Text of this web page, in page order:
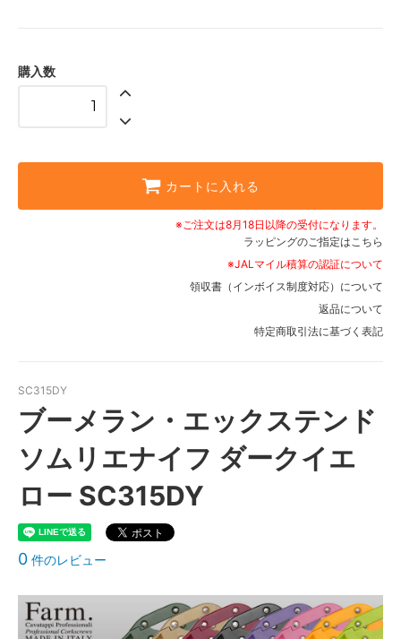
購入数
カートに入れる
※ご注文は8月18日以降の受付になります。
ラッピングのご指定はこちら
※JALマイル積算の認証について
領収書（インボイス制度対応）について
返品について
特定商取引法に基づく表記
SC315DY
ブーメラン・エックステンド
ソムリエナイフ ダークイエ
ロー SC315DY
0 件のレビュー